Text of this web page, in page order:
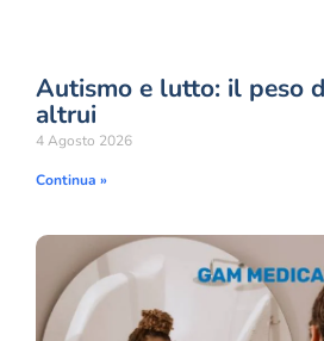
Autismo e lutto: il peso
altrui
4 Agosto 2026
Continua »